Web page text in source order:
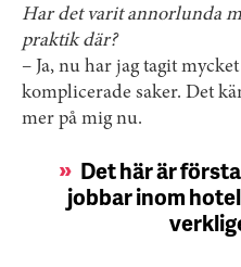
Har det varit annorlunda
praktik där?
– Ja, nu har jag tagit
komplicerade saker. Det
mer på mig nu.
Det här är
jobbar inom